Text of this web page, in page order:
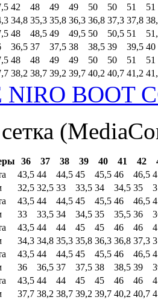
42 48 49 49 50 50 51
51
34,8 35,3 35,8 36,3 36,8 37,3 37,8
48 48,5 49 49,5 50 50,5 51
36,5 37 37,5 38 38,5 39 39,5 40
48 48 49 49 50 50 51
51
38,2 38,7 39,2 39,7 40,2 40,7 41,2
NIRO BOOT
36 37 38 39 40 41 42
43,5 44 44,5 45 45,5 46 46,5
32,5 32,5 33 33,5 34 34,5 35
43,5 44 44,5 45 45,5 46 46,5
33 33,5 34 34,5 35 35,5 36
43,5 44 44 45 45 46 46
34,3 34,8 35,3 35,8 36,3 36,8 37,3
43,5 44 44,5 45 45,5 46 46,5
36 36,5 37 37,5 38 38,5 39
43,5 44 44 45 45 46 46
37,7 38,2 38,7 39,2 39,7 40,2 40,7